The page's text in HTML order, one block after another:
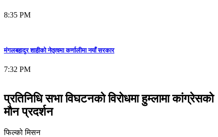
8:35 PM
मंगलबहादुर शाहीको नेतृत्वमा कर्णालीमा नयाँ सरकार
7:32 PM
प्रतिनिधि सभा विघटनको विरोधमा हुम्लामा कांग्रेसको
मौन प्रदर्शन
फिल्को मिसन